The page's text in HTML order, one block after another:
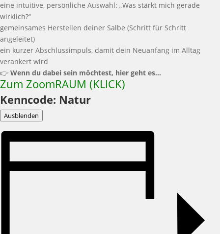
eine intuitive, persönliche Auswahl: „Was stärkt mich gerade
wirklich?“
gemeinsames Herstellen deiner Salbe (Schritt für Schritt
angeleitet)
ein kurzer Abschlussimpuls, damit dein Neuanfang im Alltag
verankert wird
👉 Wenn du dabei sein möchtest, hier geht es…
Zum ZoomRAUM (KLICK)
Kenncode: Natur
Ausblenden